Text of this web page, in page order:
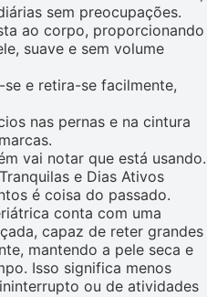
sem preocupações.
ao corpo, proporcionando
suave e sem volume
se e retira-se facilmente,
nas pernas e na cintura
vai notar que está usando.
e Dias Ativos
é coisa do passado.
conta com uma
capaz de reter grandes
mantendo a pele seca e
Isso significa menos
ou de atividades